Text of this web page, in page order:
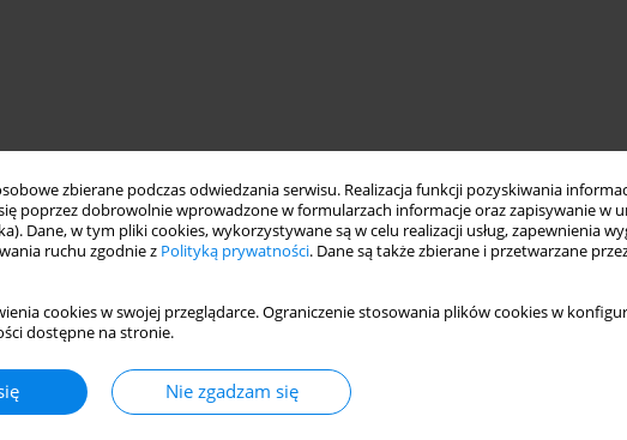
zbierane podczas odwiedzania serwisu. Realizacja funkcji pozyskiwania
poprzez dobrowolnie wprowadzone w formularzach informacje oraz zapisywanie w
Dane, w tym pliki cookies, wykorzystywane są w celu realizacji usług, zapewnienia
ruchu zgodnie z Polityką prywatności. Dane są także zbierane i przetwarzane
cookies w swojej przeglądarce. Ograniczenie stosowania plików cookies w
dostępne na stronie.
Nie zgadzam się